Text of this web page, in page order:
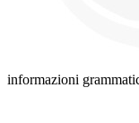
informazioni